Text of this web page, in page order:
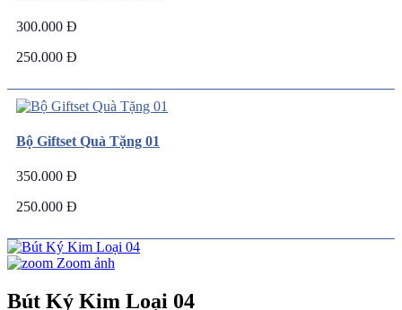
300.000 Đ
250.000 Đ
Bộ Giftset Quà Tặng 01
350.000 Đ
250.000 Đ
Zoom ảnh
Bút Ký Kim Loại 04